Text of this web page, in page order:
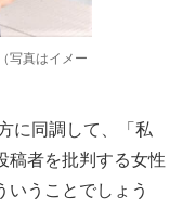
写真はイメー
同調して、「私
稿者を批判する女性
いうことでしょう